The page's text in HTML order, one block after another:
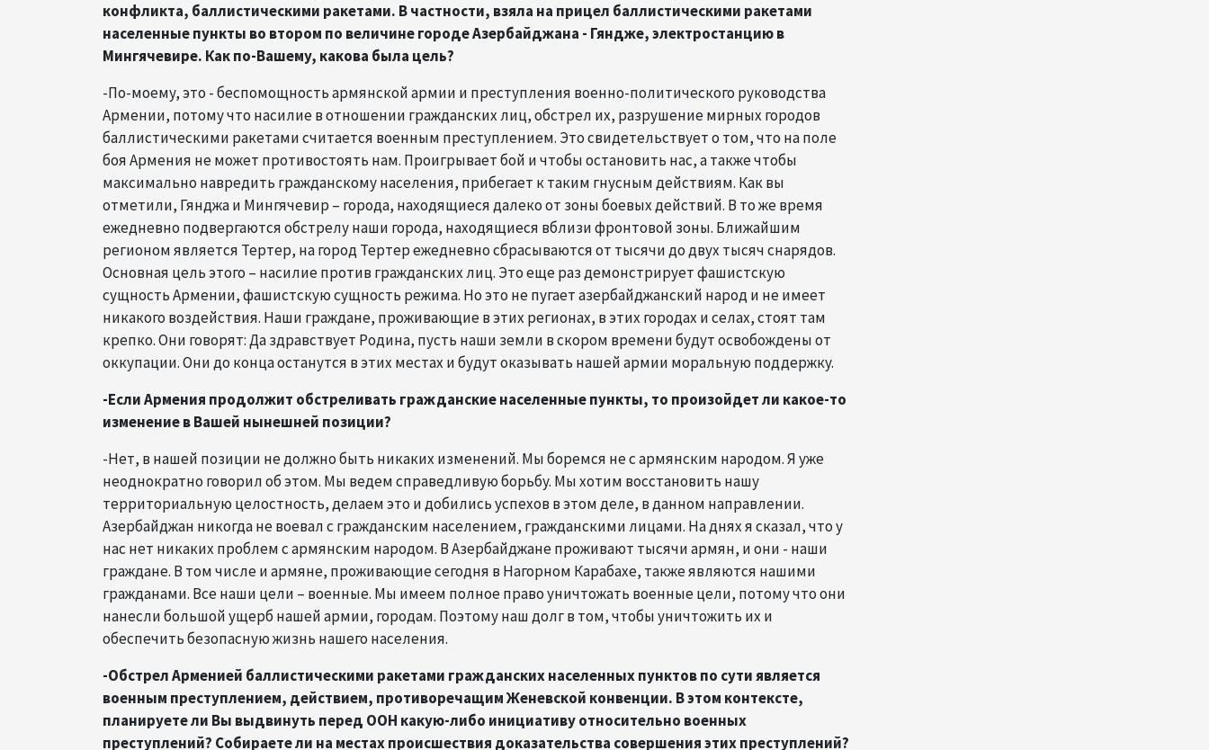
конфликта, баллистическими ракетами. В частности, взяла на прицел баллистическими ракетами
населенные пункты во втором по величине городе Азербайджана - Гяндже, электростанцию в
Мингячевире. Как по-Вашему, какова была цель?
-По-моему, это - беспомощность армянской армии и преступления военно-политического руководства
Армении, потому что насилие в отношении гражданских лиц, обстрел их, разрушение мирных городов
баллистическими ракетами считается военным преступлением. Это свидетельствует о том, что на поле
боя Армения не может противостоять нам. Проигрывает бой и чтобы остановить нас, а также чтобы
максимально навредить гражданскому населения, прибегает к таким гнусным действиям. Как вы
отметили, Гянджа и Мингячевир – города, находящиеся далеко от зоны боевых действий. В то же время
ежедневно подвергаются обстрелу наши города, находящиеся вблизи фронтовой зоны. Ближайшим
регионом является Тертер, на город Тертер ежедневно сбрасываются от тысячи до двух тысяч снарядов.
Основная цель этого – насилие против гражданских лиц. Это еще раз демонстрирует фашистскую
сущность Армении, фашистскую сущность режима. Но это не пугает азербайджанский народ и не имеет
никакого воздействия. Наши граждане, проживающие в этих регионах, в этих городах и селах, стоят там
крепко. Они говорят: Да здравствует Родина, пусть наши земли в скором времени будут освобождены от
оккупации. Они до конца останутся в этих местах и будут оказывать нашей армии моральную поддержку.
-Если Армения продолжит обстреливать гражданские населенные пункты, то произойдет ли какое-то
изменение в Вашей нынешней позиции?
-Нет, в нашей позиции не должно быть никаких изменений. Мы боремся не с армянским народом. Я уже
неоднократно говорил об этом. Мы ведем справедливую борьбу. Мы хотим восстановить нашу
территориальную целостность, делаем это и добились успехов в этом деле, в данном направлении.
Азербайджан никогда не воевал с гражданским населением, гражданскими лицами. На днях я сказал, что у
нас нет никаких проблем с армянским народом. В Азербайджане проживают тысячи армян, и они - наши
граждане. В том числе и армяне, проживающие сегодня в Нагорном Карабахе, также являются нашими
гражданами. Все наши цели – военные. Мы имеем полное право уничтожать военные цели, потому что они
нанесли большой ущерб нашей армии, городам. Поэтому наш долг в том, чтобы уничтожить их и
обеспечить безопасную жизнь нашего населения.
-Обстрел Арменией баллистическими ракетами гражданских населенных пунктов по сути является
военным преступлением, действием, противоречащим Женевской конвенции. В этом контексте,
планируете ли Вы выдвинуть перед ООН какую-либо инициативу относительно военных
преступлений? Собираете ли на местах происшествия доказательства совершения этих преступлений?